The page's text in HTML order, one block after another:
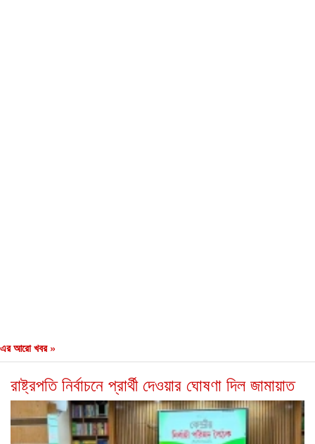
এর আরো খবর »
রাষ্ট্রপতি নির্বাচনে প্রার্থী দেওয়ার ঘোষণা দিল জামায়াত